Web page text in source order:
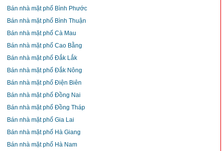
Bán nhà mặt phố Bình Phước
Bán nhà mặt phố Bình Thuận
Bán nhà mặt phố Cà Mau
Bán nhà mặt phố Cao Bằng
Bán nhà mặt phố Đắk Lắk
Bán nhà mặt phố Đắk Nông
Bán nhà mặt phố Điện Biên
Bán nhà mặt phố Đồng Nai
Bán nhà mặt phố Đồng Tháp
Bán nhà mặt phố Gia Lai
Bán nhà mặt phố Hà Giang
Bán nhà mặt phố Hà Nam